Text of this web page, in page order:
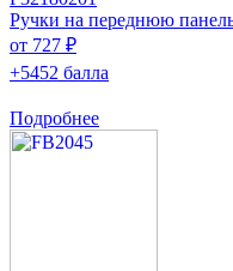
Ручки на переднюю
от 727 ₽
+5452 балла
Подробнее